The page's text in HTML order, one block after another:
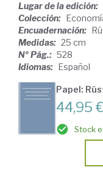
Lugar de la edición:
Colección:
Encuadernación:
Medidas: 25 cm
Nº Pág.: 528
Idiomas: Español
Papel:
44,95 €
Stock